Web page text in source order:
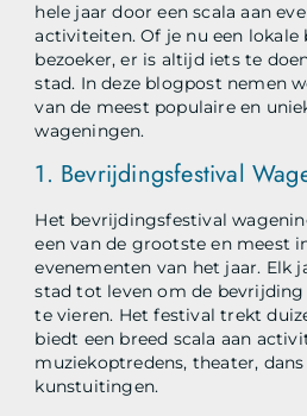
hele jaar door een scala aan
activiteiten. Of je nu een lokale
bezoeker, er is altijd iets te
stad. In deze blogpost nemen
van de meest populaire en
wageningen.
1. Bevrijdingsfestival
Het bevrijdingsfestival
een van de grootste en meest
evenementen van het jaar. Elk
stad tot leven om de bevrijding
te vieren. Het festival trekt
biedt een breed scala aan
muziekoptredens, theater, dans
kunstuitingen.